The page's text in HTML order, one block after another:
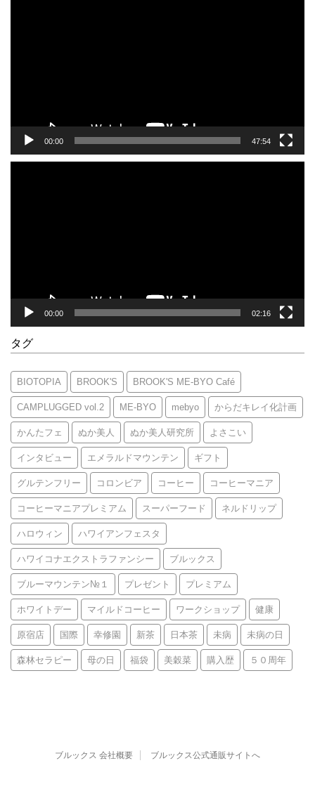
00:00 47:54
00:00 02:16
タグ
BIOTOPIA BROOK'S BROOK'S ME-BYO Café
CAMPLUGGED vol.2 ME-BYO mebyo からだキレイ化計画
かんたフェ ぬか美人 ぬか美人研究所 よさこい
インタビュー エメラルドマウンテン ギフト
グルテンフリー コロンビア コーヒー コーヒーマニア
コーヒーマニアプレミアム スーパーフード ネルドリップ
ハロウィン ハワイアンフェスタ
ハワイコナエクストラファンシー ブルックス
ブルーマウンテン№１ プレゼント プレミアム
ホワイトデー マイルドコーヒー ワークショップ 健康
原宿店 国際 幸修園 新茶 日本茶 未病 未病の日
森林セラピー 母の日 福袋 美穀菜 購入歴 ５０周年
ブルックス 会社概要 ブルックス公式通販サイトへ